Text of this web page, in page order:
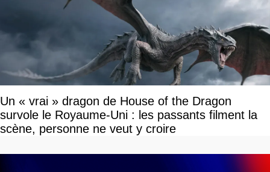
Un « vrai » dragon de House of the Dragon
survole le Royaume-Uni : les passants filment la
scène, personne ne veut y croire